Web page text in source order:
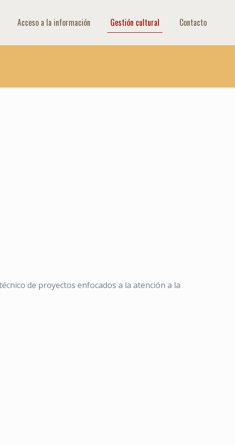
Acceso a la información Gestión cultural Contacto
de proyectos enfocados a la atención a la